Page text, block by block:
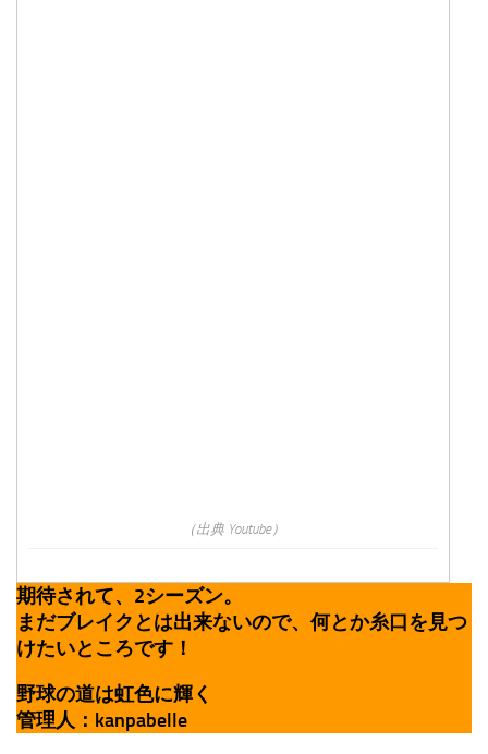
（出典 Youtube）
期待されて、2シーズン。
まだブレイクとは出来ないので、何とか糸口を見つ
けたいところです！
野球の道は虹色に輝く
管理人：kanpabelle